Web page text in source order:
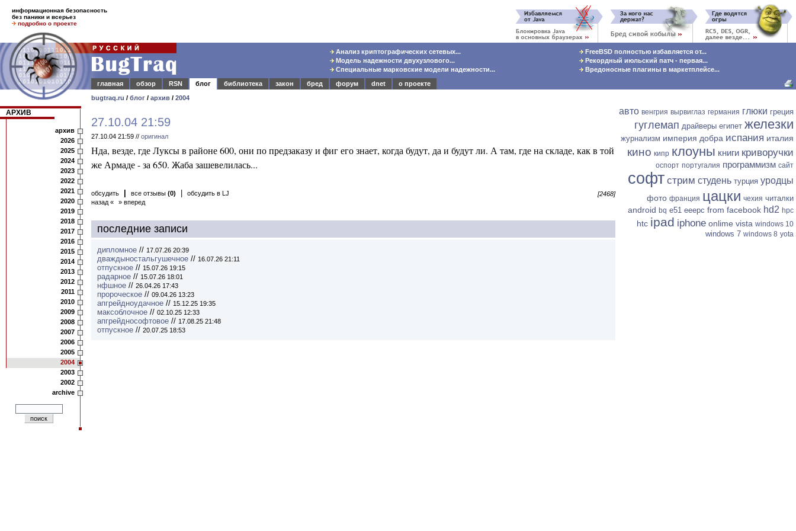
информационная безопасность
без паники и всерьез
подробно о проекте
Анализ криптографических сетевых...
Модель надежности двухузлового...
Специальные марковские модели надежности...
FreeBSD полностью избавляется от...
Рекордный июльский патч - первая...
Вредоносные плагины в маркетплейсе...
главная
обзор RSN блог библиотека закон бред форум dnet
о проекте
bugtraq.ru / блог / архив / 2004
АРХИВ
архив
2026
2025
2024
2023
2022
2021
2020
2019
2018
2017
2016
2015
2014
2013
2012
2011
2010
2009
2008
2007
2006
2005
2004
2003
2002
archive
27.10.04 21:59
27.10.04 21:59 // оригинал
Нда, везде, где Луксы в районе 600, они по предзаказу и фиг его знает, когда будут, да и будут ли. А там, где на складе, как в той
же Армаде - за 650. Жаба зашевелилась...
обсудить все отзывы (0) обсудить в LJ
[2468]
назад «
» вперед
последние записи
дипломное // 17.07.26 20:39
дваждыностальгушечное // 16.07.26 21:11
отпускное // 15.07.26 19:15
радарное // 15.07.26 18:01
нфшное // 26.04.26 17:43
пророческое // 09.04.26 13:23
апгрейдноудачное // 15.12.25 19:35
максоблочное // 02.10.25 12:33
апгрейднософтовое // 17.08.25 21:48
отпускное // 20.07.25 18:53
авто венгрия вырвиглаз германия глюки греция
гуглемап драйверы египет железки
журнализм империя добра испания италия
кино кипр клоуны книги криворучки
оспорт португалия программизм сайт
софт стрим студень турция уродцы
фото франция цацки чехия читалки
android bq e51 eeepc from facebook hd2 hpc
htc ipad iphone onlime vista windows 10
windows 7 windows 8 yota